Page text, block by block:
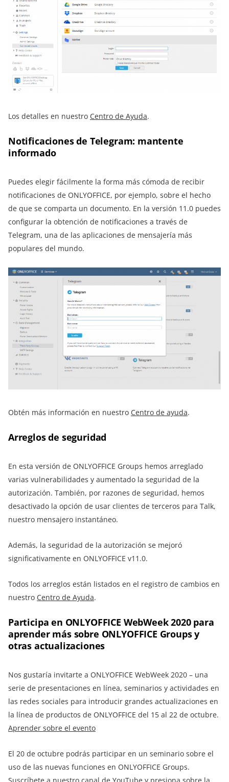
Los detalles en nuestro Centro de Ayuda.
Notificaciones de Telegram: mantente
informado
Puedes elegir fácilmente la forma más cómoda de recibir
notificaciones de ONLYOFFICE, por ejemplo, sobre el hecho
de que se comparta un documento. En la versión 11.0 puedes
configurar la obtención de notificaciones a través de
Telegram, una de las aplicaciones de mensajería más
populares del mundo.
Obtén más información en nuestro Centro de ayuda.
Arreglos de seguridad
En esta versión de ONLYOFFICE Groups hemos arreglado
varias vulnerabilidades y aumentado la seguridad de la
autorización. También, por razones de seguridad, hemos
desactivado la opción de usar clientes de terceros para Talk,
nuestro mensajero instantáneo.
Además, la seguridad de la autorización se mejoró
significativamente en ONLYOFFICE v11.0.
Todos los arreglos están listados en el registro de cambios en
nuestro Centro de Ayuda.
Participa en ONLYOFFICE WebWeek 2020 para
aprender más sobre ONLYOFFICE Groups y
otras actualizaciones
Nos gustaría invitarte a ONLYOFFICE WebWeek 2020 – una
serie de presentaciones en línea, seminarios y actividades en
las redes sociales para introducir grandes actualizaciones en
la línea de productos de ONLYOFFICE del 15 al 22 de octubre.
Aprender sobre el evento
El 20 de octubre podrás participar en un seminario sobre el
uso de las nuevas funciones en ONLYOFFICE Groups.